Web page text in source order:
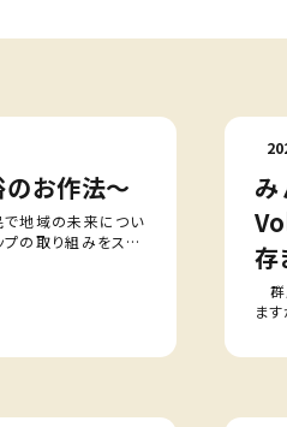
お作法～
で地域の未来につい
の取り組みをスタ
存
群
ま